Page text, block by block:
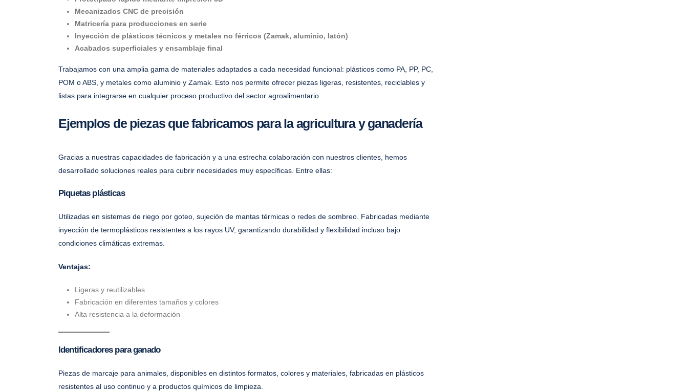
Mecanizados CNC de precisión
Matricería para producciones en serie
Inyección de plásticos técnicos y metales no férricos (Zamak, aluminio, latón)
Acabados superficiales y ensamblaje final
Trabajamos con una amplia gama de materiales adaptados a cada necesidad funcional: plásticos como PA, PP, PC,
POM o ABS, y metales como aluminio y Zamak. Esto nos permite ofrecer piezas ligeras, resistentes, reciclables y
listas para integrarse en cualquier proceso productivo del sector agroalimentario.
Ejemplos de piezas que fabricamos para la agricultura y ganadería
Gracias a nuestras capacidades de fabricación y a una estrecha colaboración con nuestros clientes, hemos
desarrollado soluciones reales para cubrir necesidades muy específicas. Entre ellas:
Piquetas plásticas
Utilizadas en sistemas de riego por goteo, sujeción de mantas térmicas o redes de sombreo. Fabricadas mediante
inyección de termoplásticos resistentes a los rayos UV, garantizando durabilidad y flexibilidad incluso bajo
condiciones climáticas extremas.
Ventajas:
Ligeras y reutilizables
Fabricación en diferentes tamaños y colores
Alta resistencia a la deformación
Identificadores para ganado
Piezas de marcaje para animales, disponibles en distintos formatos, colores y materiales, fabricadas en plásticos
resistentes al uso continuo y a productos químicos de limpieza.